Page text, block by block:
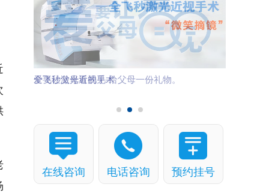
全飞秒激光近视手术
在线咨询 电话咨询 预约挂号